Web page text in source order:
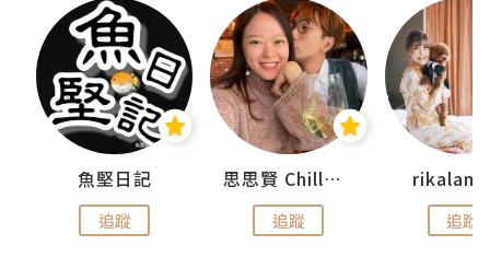
魚堅日記
追蹤
思思賢 ChillMyBabe
追蹤 追蹤